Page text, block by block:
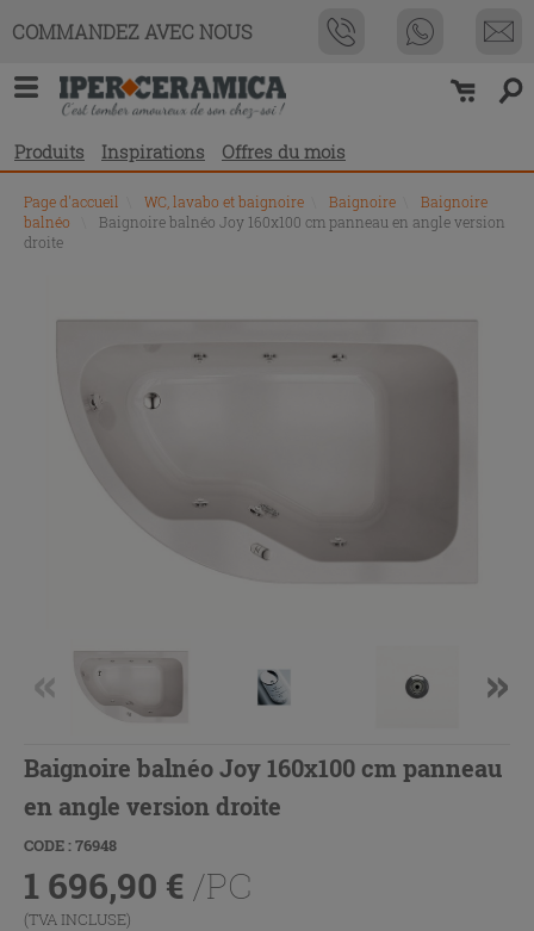
COMMANDEZ AVEC NOUS
Produits Inspirations Offres du mois
Page d'accueil WC, lavabo et baignoire Baignoire
Baignoire
balnéo
Baignoire balnéo Joy 160x100 cm panneau en angle version
droite
Baignoire balnéo Joy 160x100 cm panneau
en angle version droite
CODE : 76948
1 696,90 € /PC
(TVA INCLUSE)